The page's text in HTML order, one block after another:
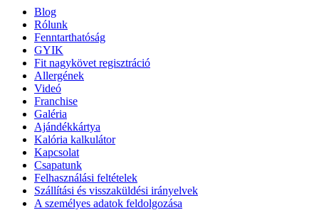
Blog
Rólunk
Fenntarthatóság
GYIK
Fit nagykövet regisztráció
Allergének
Videó
Franchise
Galéria
Ajándékkártya
Kalória kalkulátor
Kapcsolat
Csapatunk
Felhasználási feltételek
Szállítási és visszaküldési irányelvek
A személyes adatok feldolgozása